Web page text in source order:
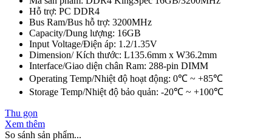
Hỗ trợ: PC DDR4
Bus Ram/Bus hỗ trợ: 3200MHz
Capacity/Dung lượng: 16GB
Input Voltage/Điện áp: 1.2/1.35V
Dimension/ Kích thước: L135.6mm x W36.2mm
Interface/Giao diện chân Ram: 288-pin DIMM
Operating Temp/Nhiệt độ hoạt động: 0℃ ~ +85℃
Storage Temp/Nhiệt độ bảo quản: -20℃ ~ +100℃
Thu gọn
Xem thêm
So sánh sản phẩm...